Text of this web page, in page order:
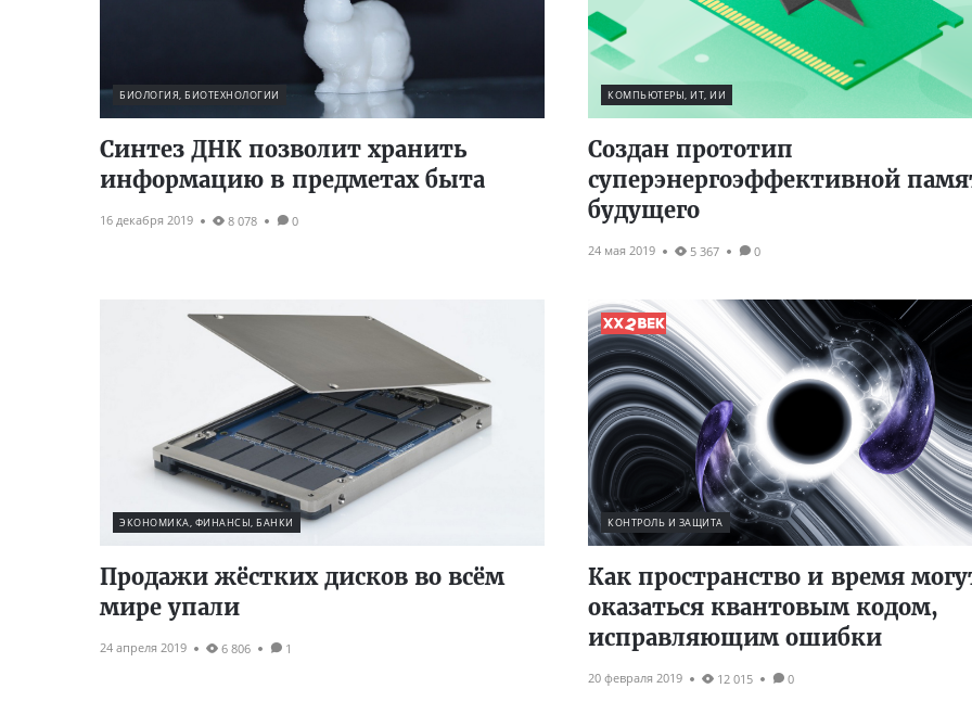
БИОЛОГИЯ, БИОТЕХНОЛОГИИ
Синтез ДНК позволит хранить
информацию в предметах быта
16 декабря 2019 8 078 0
КОМПЬЮТЕРЫ, ИТ, ИИ
Создан прототип
суперэнергоэффективной
будущего
24 мая 2019 5 367 0
ЭКОНОМИКА, ФИНАНСЫ, БАНКИ
Продажи жёстких дисков во всём
мире упали
24 апреля 2019 6 806 1
КОНТРОЛЬ И ЗАЩИТА
Как пространство и время
оказаться квантовым кодом,
исправляющим ошибки
20 февраля 2019 12 015 0